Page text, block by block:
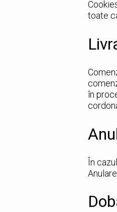
toate
în
În